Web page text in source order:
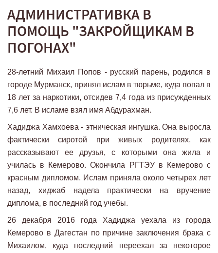
АДМИНИСТРАТИВКА В
ПОМОЩЬ "ЗАКРОЙЩИКАМ В
ПОГОНАХ"
28-летний Михаил Попов - русский парень, родился в
городе Мурманск, принял ислам в тюрьме, куда попал в
18 лет за наркотики, отсидев 7,4 года из присужденных
7,6 лет. В исламе взял имя Абдурахман.
Хадиджа Хамхоева - этническая ингушка. Она выросла
фактически сиротой при живых родителях, как
рассказывают ее друзья, с которыми она жила и
училась в Кемерово. Окончила РГТЭУ в Кемерово с
красным дипломом. Ислам приняла около четырех лет
назад, хиджаб надела практически на вручение
диплома, в последний год учебы.
26 декабря 2016 года Хадиджа уехала из города
Кемерово в Дагестан по причине заключения брака с
Михаилом, куда последний переехал за некоторое